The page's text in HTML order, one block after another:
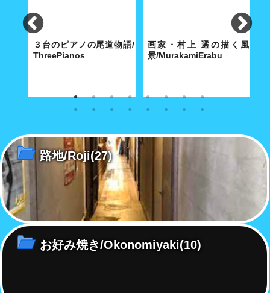
３台のピアノの尾道物語/
ThreePianos
歴史都市・尾道にふさわしい3
画家・村上 選の描く風
景/MurakamiErabu
特徴ある白の色使いと温もりの
ける。
路地/Roji(27)
お好み焼き/Okonomiyaki(10)